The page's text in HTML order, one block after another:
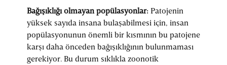
Bağışıklığı olmayan popülasyonlar: Patojenin
yüksek sayıda insana bulaşabilmesi için, insan
popülasyonunun önemli bir kısmının bu patojene
karşı daha önceden bağışıklığının bulunmaması
gerekiyor. Bu durum sıklıkla zoonotik